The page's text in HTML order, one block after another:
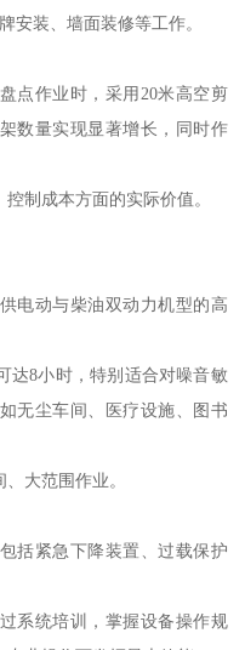
安装、墙面装修等工作。
点作业时，采用20米高空剪
数量实现显著增长，同时作
制成本方面的实际价值。
电动与柴油双动力机型的高
达8小时，特别适合对噪音敏
无尘车间、医疗设施、图书
大范围作业。
括紧急下降装置、过载保护
系统培训，掌握设备操作规